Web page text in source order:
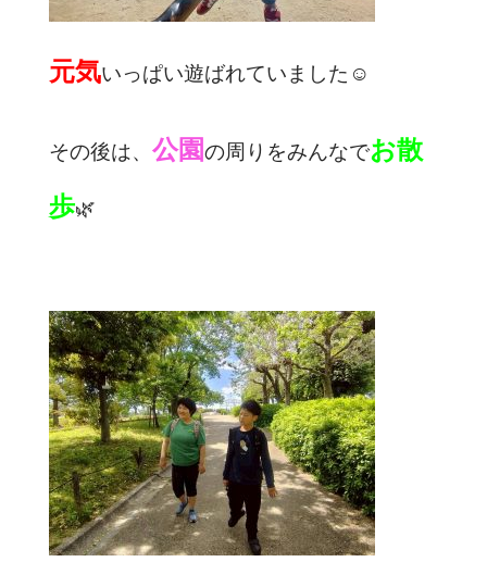
元気いっぱい遊ばれていました☺️
その後は、 公園の周りをみんなでお散
歩🌿